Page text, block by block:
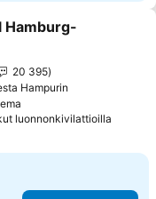
Hamburg-
20 395
Hampurin
luonnonkivilattioilla